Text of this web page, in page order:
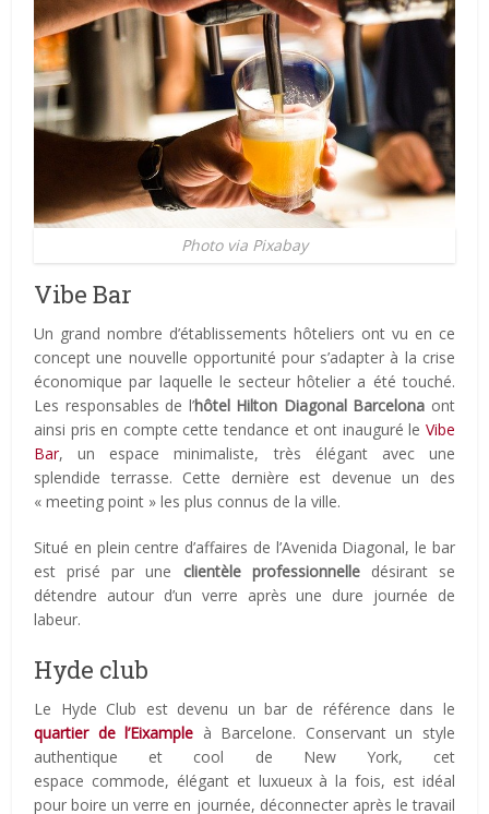
Photo via Pixabay
Vibe Bar
Un grand nombre d’établissements hôteliers ont vu en ce
concept une nouvelle opportunité pour s’adapter à la crise
économique par laquelle le secteur hôtelier a été touché.
Les responsables de l’hôtel Hilton Diagonal Barcelona ont
ainsi pris en compte cette tendance et ont inauguré le Vibe
Bar, un espace minimaliste, très élégant avec une
splendide terrasse. Cette dernière est devenue un des
« meeting point » les plus connus de la ville.
Situé en plein centre d’affaires de l’Avenida Diagonal, le bar
est prisé par une clientèle professionnelledésirant se
détendre autour d’un verre après une dure journée de
labeur.
Hyde club
Le Hyde Club est devenu un bar de référence dans le
quartier de l’Eixample à Barcelone. Conservant un style
authentique et cool de New York, cet
espace commode, élégant et luxueux à la fois, est idéal
pour boire un verre en journée, déconnecter après le travail